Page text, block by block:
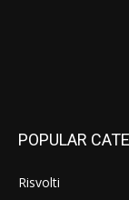
POPULAR
Risvolti